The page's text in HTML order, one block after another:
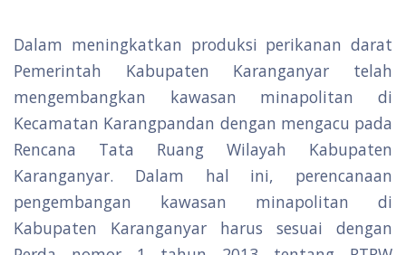
Dalam meningkatkan produksi perikanan darat
Pemerintah Kabupaten Karanganyar telah
mengembangkan kawasan minapolitan di
Kecamatan Karangpandan dengan mengacu pada
Rencana Tata Ruang Wilayah Kabupaten
Karanganyar. Dalam hal ini, perencanaan
pengembangan kawasan minapolitan di
Kabupaten Karanganyar harus sesuai dengan